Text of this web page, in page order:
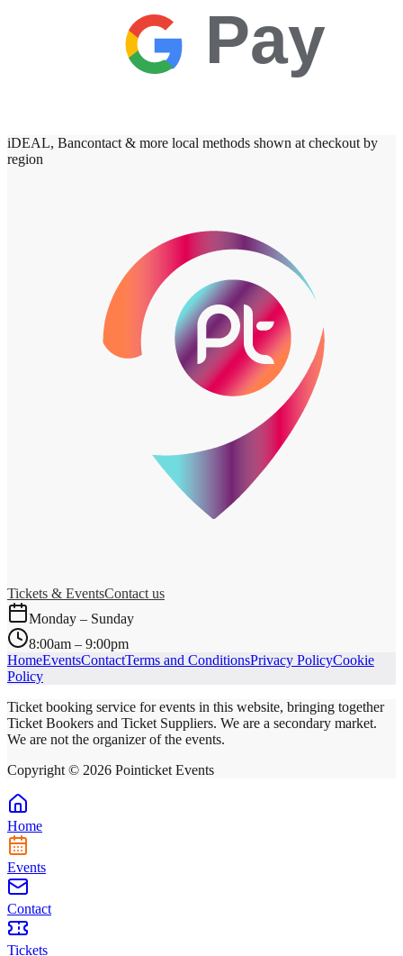
Pay
iDEAL, Bancontact & more local methods shown at checkout by
region
Tickets & EventsContact us
Monday – Sunday
8:00am – 9:00pm
HomeEventsContactTerms and ConditionsPrivacy PolicyCookie
Policy
Ticket booking service for events in this website, bringing together
Ticket Bookers and Ticket Suppliers. We are a secondary market.
We are not the organizer of the events.
Copyright © 2026 Pointicket Events
Home
Events
Contact
Tickets